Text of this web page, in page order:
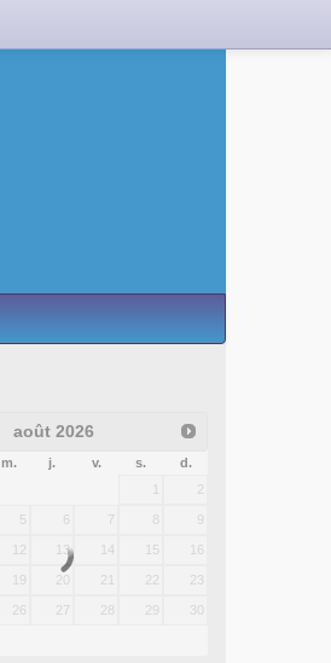
août 2026
m. j. v. s.
d.
1
2
5 6 7 8 9
12 13 14 15 16
19 20 21 22 23
26 27 28 29 30